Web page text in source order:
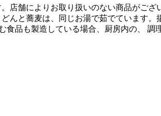
店舗によりお取り扱いのない商品がござ
んと蕎麦は、同じお湯で茹でています
品も製造している場合、厨房内の、